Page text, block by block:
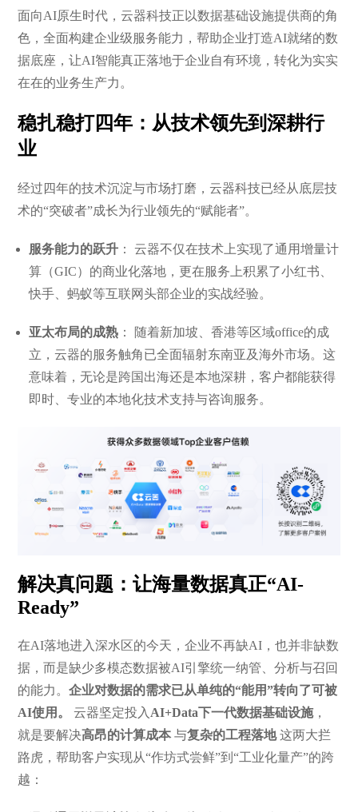
面向AI原生时代，云器科技正以数据基础设施提供商的角
色，全面构建企业级服务能力，帮助企业打造AI就绪的数
据底座，让AI智能真正落地于企业自有环境，转化为实实
在在的业务生产力。
稳扎稳打四年：从技术领先到深耕行
业
经过四年的技术沉淀与市场打磨，云器科技已经从底层技
术的“突破者”成长为行业领先的“赋能者”。
服务能力的跃升 ： 云器不仅在技术上实现了通用增量计
算（GIC）的商业化落地，更在服务上积累了小红书、
快手、蚂蚁等互联网头部企业的实战经验。
亚太布局的成熟 ： 随着新加坡、香港等区域office的成
立，云器的服务触角已全面辐射东南亚及海外市场。这
意味着，无论是跨国出海还是本地深耕，客户都能获得
即时、专业的本地化技术支持与咨询服务。
解决真问题：让海量数据真正“AI-
Ready”
在AI落地进入深水区的今天，企业不再缺AI，也并非缺数
据，而是缺少多模态数据被AI引擎统一纳管、分析与召回
的能力。企业对数据的需求已从单纯的“能用”转向了可被
AI使用。
云器坚定投入 AI+Data下一代数据基础设施，
就是要解决高昂的计算成本 与复杂的工程落地这两大拦
路虎，帮助客户实现从“作坊式尝鲜”到“工业化量产”的跨
越：